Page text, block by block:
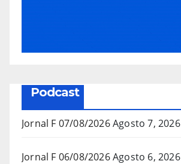
Podcast
Jornal F 07/08/2026Agosto 7, 2026
Jornal F 06/08/2026Agosto 6, 2026